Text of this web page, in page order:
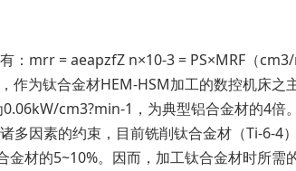
mrr = aeapzfZ n×10-3 = PS×MRF（cm3/
为钛合金材HEM-HSM加工的数控机床之
cm3?min-1，为典型铝合金材的4倍
多因素的约束，目前铣削钛合金材（Ti-6-4
材的5~10%。因而，加工钛合金材时所需